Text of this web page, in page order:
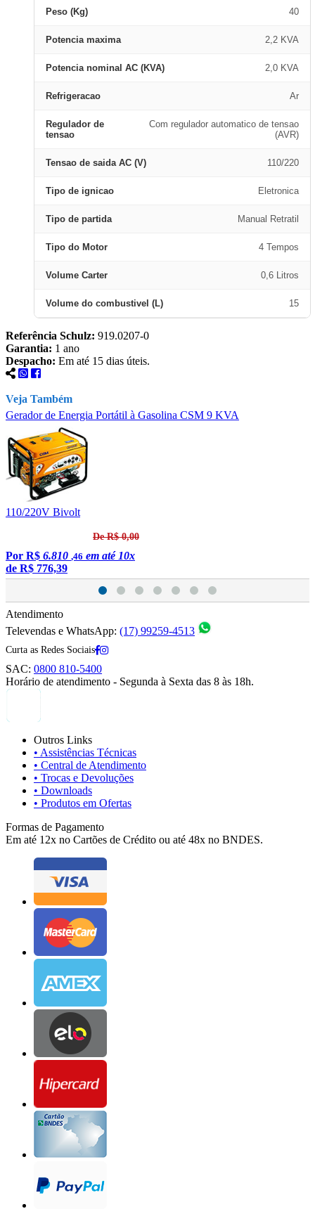
Peso (Kg) 40
Potencia maxima 2,2 KVA
Potencia nominal AC (KVA) 2,0 KVA
Refrigeracao Ar
Regulador de
tensao
Com regulador automatico de tensao
(AVR)
Tensao de saida AC (V) 110/220
Tipo de ignicao Eletronica
Tipo de partida Manual Retratil
Tipo do Motor 4 Tempos
Volume Carter 0,6 Litros
Volume do combustivel (L) 15
Referência Schulz: 919.0207-0
Garantia: 1 ano
Despacho: Em até 15 dias úteis.
Veja Também
Gerador de Energia Portátil à Gasolina CSM 9 KVA
110/220V Bivolt
De R$ 0,00
Por R$ 6.810 ,46 em até 10x
de R$ 776,39
Atendimento
Televendas e WhatsApp: (17) 99259-4513
Curta as Redes Sociais
SAC: 0800 810-5400
Horário de atendimento - Segunda à Sexta das 8 às 18h.
Outros Links
• Assistências Técnicas
• Central de Atendimento
• Trocas e Devoluções
• Downloads
• Produtos em Ofertas
Formas de Pagamento
Em até 12x no Cartões de Crédito ou até 48x no BNDES.